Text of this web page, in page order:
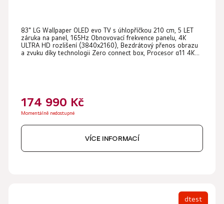
83" LG Wallpaper OLED evo TV s úhlopříčkou 210 cm, 5 LET
záruka na panel, 165Hz Obnovovací frekvence panelu, 4K
ULTRA HD rozlišení (3840x2160), Bezdrátový přenos obrazu
a zvuku díky technologii Zero connect box, Procesor α11 4K...
174 990 Kč
Momentálně nedostupné
VÍCE INFORMACÍ
dtest